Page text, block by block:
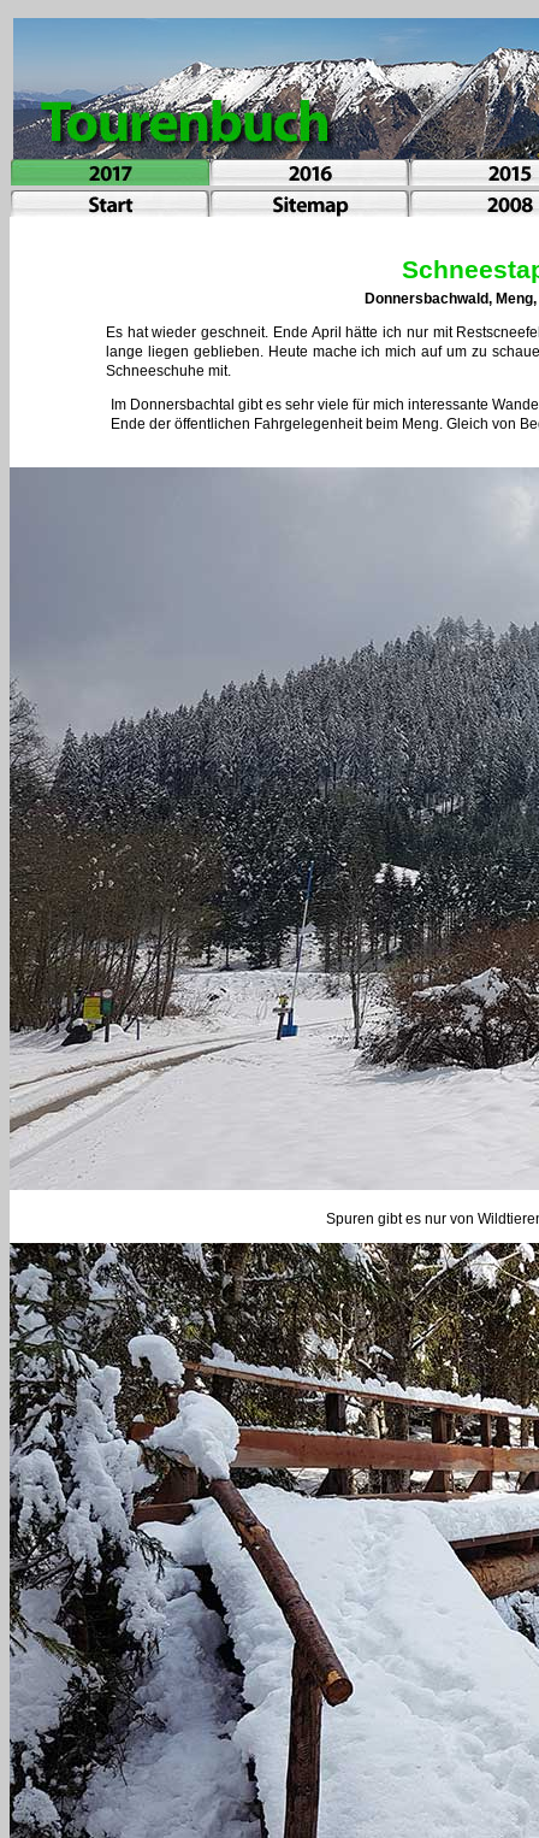
Donnersbachwald,
Es hat wieder geschneit. Ende April hätte ich nur mit
lange liegen geblieben. Heute mache ich mich auf um zu
Schneeschuhe mit.
Im Donnersbachtal gibt es sehr viele für mich interessante
Ende der öffentlichen Fahrgelegenheit beim Meng. Gleich von
Spuren gibt es nur von